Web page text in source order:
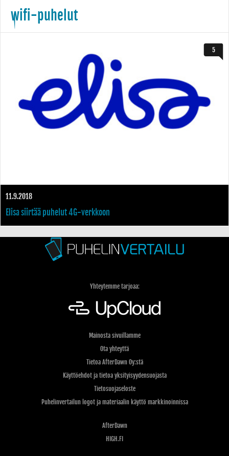
wifi-puhelut
5
11.9.2018
Elisa siirtää puhelut 4G-verkkoon
Yhteytemme tarjoaa:
Mainosta sivuillamme
Ota yhteyttä
Tietoa AfterDawn Oy:stä
Käyttöehdot ja tietoa yksityisyydensuojasta
Tietosuojaseloste
Puhelinvertailun logot ja materiaalin käyttö markkinoinnissa
AfterDawn
HIGH.FI